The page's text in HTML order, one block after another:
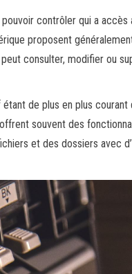
contrôler qui a accès
proposent
consulter, modifier ou
de plus en plus courant
souvent des
et des dossiers avec